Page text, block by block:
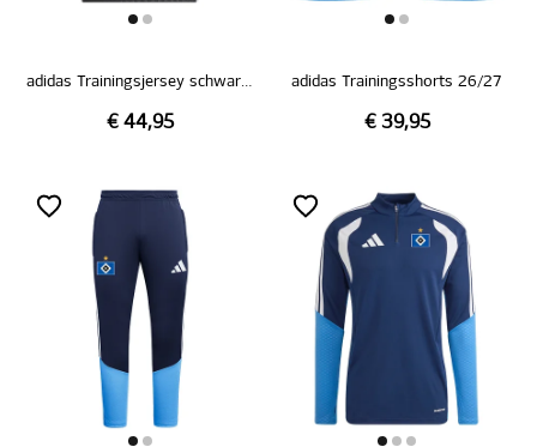
adidas Trainingsjersey schwarz 26/27
€ 44,95
adidas Trainingsshorts 26/27
€ 39,95